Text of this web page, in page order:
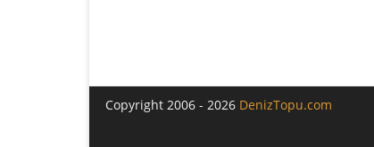
Copyright 2006 - 2026 DenizTopu.com